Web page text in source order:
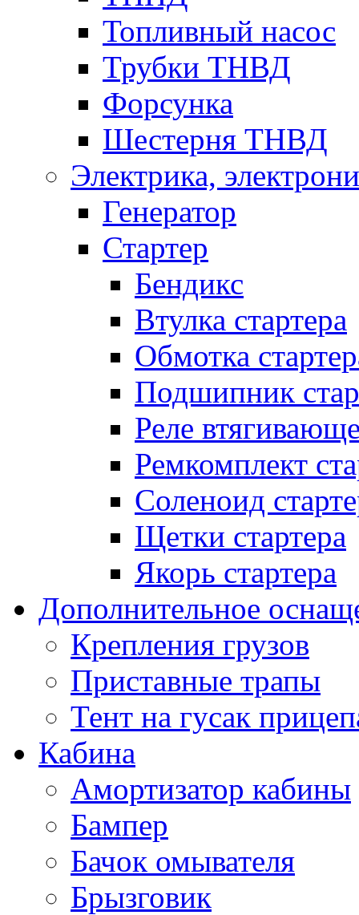
Топливный насос
Трубки ТНВД
Форсунка
Шестерня ТНВД
Электрика,
Генератор
Стартер
Бендикс
Втулка стартера
Обмотка
Подшипник
Реле
Ремкомплект
Соленоид
Щетки стартера
Якорь стартера
Дополнительное
Крепления грузов
Приставные трапы
Тент на гусак
Кабина
Амортизатор кабины
Бампер
Бачок омывателя
Брызговик